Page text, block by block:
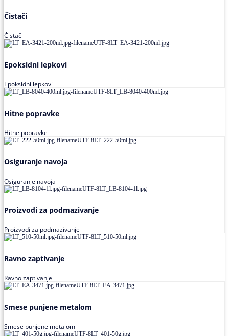
Čistači
Čistači
Epoksidni lepkovi
Epoksidni lepkovi
Hitne popravke
Hitne popravke
Osiguranje navoja
Osiguranje navoja
Proizvodi za podmazivanje
Proizvodi za podmazivanje
Ravno zaptivanje
Ravno zaptivanje
Smese punjene metalom
Smese punjene metalom